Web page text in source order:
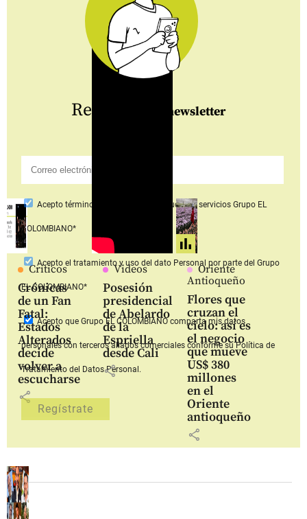
Críticos
Crónicas
de un Fan
Fatal:
Estados
Alterados
decide
volver a
escucharse
share
Videos
Posesión
presidencial
de Abelardo
de la
Espriella
desde Cali
share
Oriente
Antioqueño
Flores que
cruzan el
cielo: así es
el negocio
que mueve
US$ 380
millones
en el
Oriente
antioqueño
share
Regístrate al newsletter
Aceptotérminos y condiciones productos y serviciosGrupo EL
COLOMBIANO*
Acepto el tratamiento y uso del dato Personal por parte del Grupo
EL COLOMBIANO*
Acepto que Grupo EL COLOMBIANOcomparta mis datos
personales con terceros aliados comerciales conforme su Política de
Tratamiento del Datos Personal.